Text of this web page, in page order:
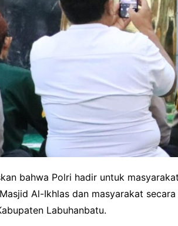
bahwa Polri hadir untuk
Al-Ikhlas dan masyarakat
Labuhanbatu.